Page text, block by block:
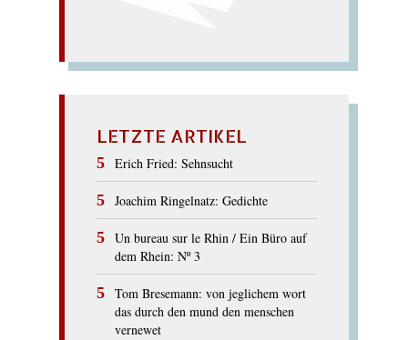
LETZTE ARTIKEL
Erich Fried: Sehnsucht
Joachim Ringelnatz: Gedichte
Un bureau sur le Rhin / Ein Büro auf
dem Rhein: Nº 3
Tom Bresemann: von jeglichem wort
das durch den mund den menschen
vernewet